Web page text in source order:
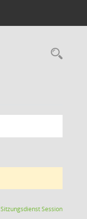
SitzungsdienstSession(Wird in